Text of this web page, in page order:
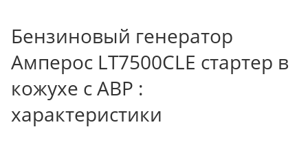
Бензиновый генератор
Амперос LT7500CLE стартер в
кожухе с АВР :
характеристики